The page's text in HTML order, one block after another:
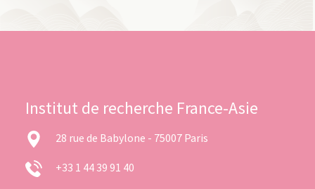
Institut de recherche France-Asie
28 rue de Babylone - 75007 Paris
+33 1 44 39 91 40